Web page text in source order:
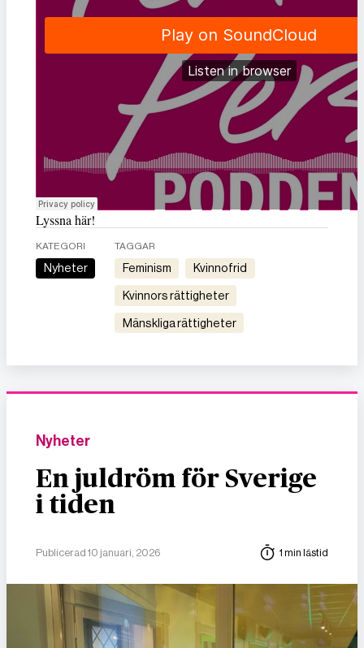
Lyssna här!
KATEGORI
Nyheter
TAGGAR
feminism kvinnofrid
kvinnors rättigheter
mänskliga rättigheter
Nyheter
En juldröm för Sverige
i tiden
Publicerad 10 januari, 2026 1 min lästid